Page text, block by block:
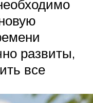
развиты,
все